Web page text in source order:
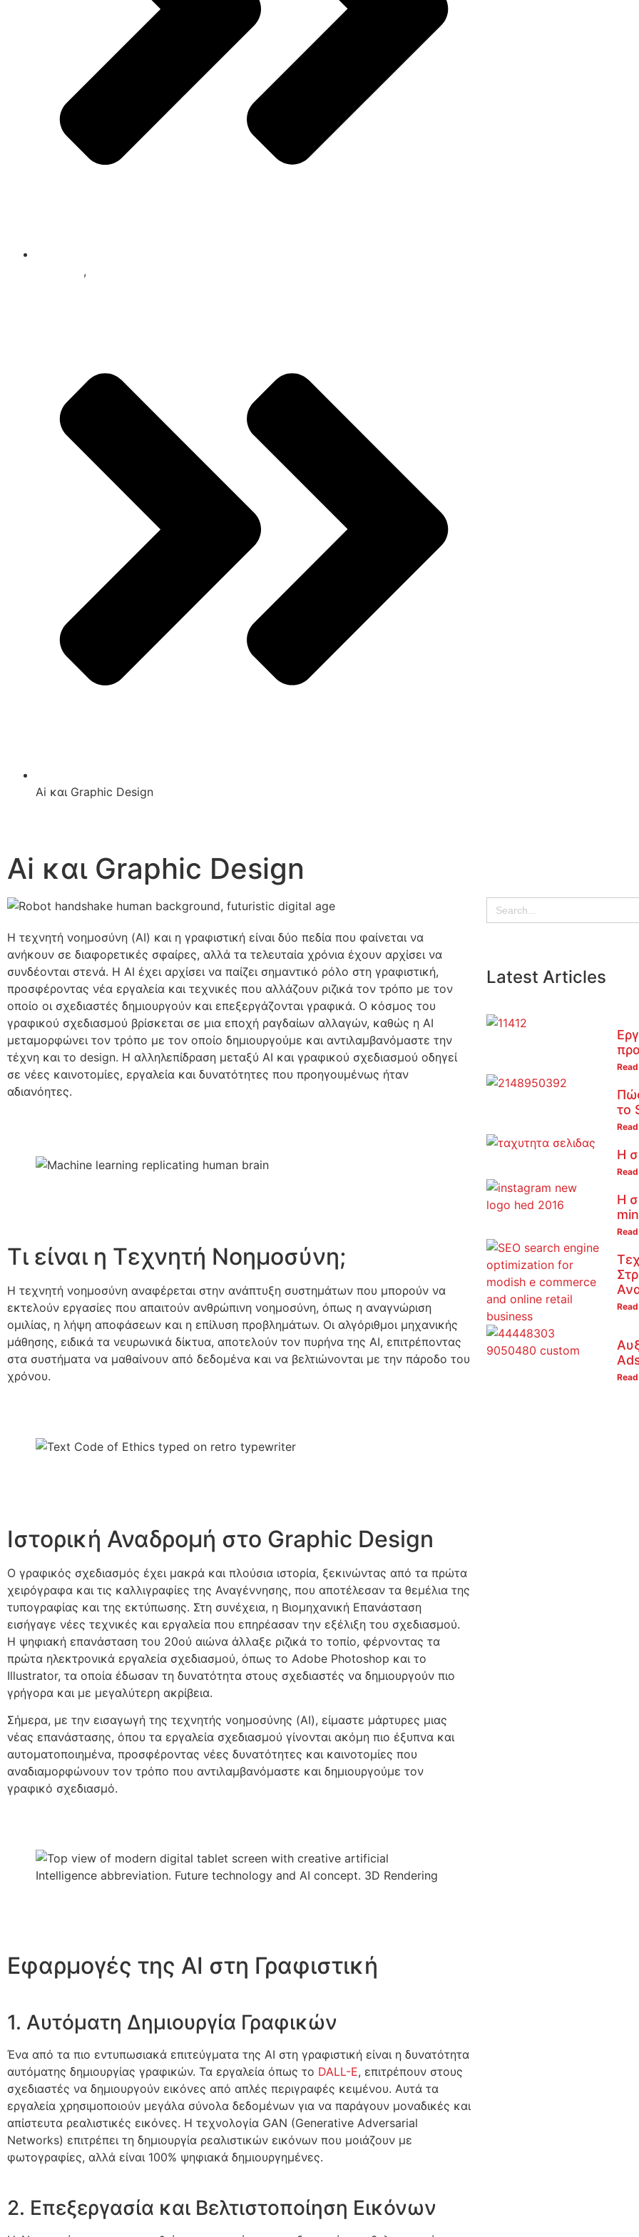
,
Ai και Graphic Design
Ai και Graphic Design
Η τεχνητή νοημοσύνη (AI) και η γραφιστική είναι δύο πεδία που φαίνεται να
ανήκουν σε διαφορετικές σφαίρες, αλλά τα τελευταία χρόνια έχουν αρχίσει να
συνδέονται στενά. Η AI έχει αρχίσει να παίζει σημαντικό ρόλο στη γραφιστική,
προσφέροντας νέα εργαλεία και τεχνικές που αλλάζουν ριζικά τον τρόπο με τον
οποίο οι σχεδιαστές δημιουργούν και επεξεργάζονται γραφικά. Ο κόσμος του
γραφικού σχεδιασμού βρίσκεται σε μια εποχή ραγδαίων αλλαγών, καθώς η AI
μεταμορφώνει τον τρόπο με τον οποίο δημιουργούμε και αντιλαμβανόμαστε την
τέχνη και το design. Η αλληλεπίδραση μεταξύ AI και γραφικού σχεδιασμού οδηγεί
σε νέες καινοτομίες, εργαλεία και δυνατότητες που προηγουμένως ήταν
αδιανόητες.
Τι είναι η Τεχνητή Νοημοσύνη;
Η τεχνητή νοημοσύνη αναφέρεται στην ανάπτυξη συστημάτων που μπορούν να
εκτελούν εργασίες που απαιτούν ανθρώπινη νοημοσύνη, όπως η αναγνώριση
ομιλίας, η λήψη αποφάσεων και η επίλυση προβλημάτων. Οι αλγόριθμοι μηχανικής
μάθησης, ειδικά τα νευρωνικά δίκτυα, αποτελούν τον πυρήνα της AI, επιτρέποντας
στα συστήματα να μαθαίνουν από δεδομένα και να βελτιώνονται με την πάροδο του
χρόνου.
Ιστορική Αναδρομή στο Graphic Design
Ο γραφικός σχεδιασμός έχει μακρά και πλούσια ιστορία, ξεκινώντας από τα πρώτα
χειρόγραφα και τις καλλιγραφίες της Αναγέννησης, που αποτέλεσαν τα θεμέλια της
τυπογραφίας και της εκτύπωσης. Στη συνέχεια, η Βιομηχανική Επανάσταση
εισήγαγε νέες τεχνικές και εργαλεία που επηρέασαν την εξέλιξη του σχεδιασμού.
Η ψηφιακή επανάσταση του 20ού αιώνα άλλαξε ριζικά το τοπίο, φέρνοντας τα
πρώτα ηλεκτρονικά εργαλεία σχεδιασμού, όπως το Adobe Photoshop και το
Illustrator, τα οποία έδωσαν τη δυνατότητα στους σχεδιαστές να δημιουργούν πιο
γρήγορα και με μεγαλύτερη ακρίβεια.
Σήμερα, με την εισαγωγή της τεχνητής νοημοσύνης (AI), είμαστε μάρτυρες μιας
νέας επανάστασης, όπου τα εργαλεία σχεδιασμού γίνονται ακόμη πιο έξυπνα και
αυτοματοποιημένα, προσφέροντας νέες δυνατότητες και καινοτομίες που
αναδιαμορφώνουν τον τρόπο που αντιλαμβανόμαστε και δημιουργούμε τον
γραφικό σχεδιασμό.
Εφαρμογές της AI στη Γραφιστική
1. Αυτόματη Δημιουργία Γραφικών
Ένα από τα πιο εντυπωσιακά επιτεύγματα της AI στη γραφιστική είναι η δυνατότητα
αυτόματης δημιουργίας γραφικών. Τα εργαλεία όπως το DALL-E, επιτρέπουν στους
σχεδιαστές να δημιουργούν εικόνες από απλές περιγραφές κειμένου. Αυτά τα
εργαλεία χρησιμοποιούν μεγάλα σύνολα δεδομένων για να παράγουν μοναδικές και
απίστευτα ρεαλιστικές εικόνες. Η τεχνολογία GAN (Generative Adversarial
Networks) επιτρέπει τη δημιουργία ρεαλιστικών εικόνων που μοιάζουν με
φωτογραφίες, αλλά είναι 100% ψηφιακά δημιουργημένες.
2. Επεξεργασία και Βελτιστοποίηση Εικόνων
Search
for:
Latest Articles
το
Η
Η